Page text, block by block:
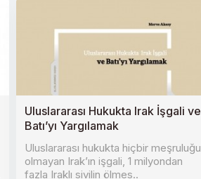
Uluslararası Hukukta Irak İşgali ve
Batı’yı Yargılamak
Uluslararası hukukta hiçbir meşruluğu
olmayan Irak’ın işgali, 1 milyondan
fazla Iraklı sivilin ölmes..